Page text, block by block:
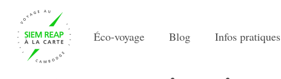
Éco-voyage Blog Infos pratiques